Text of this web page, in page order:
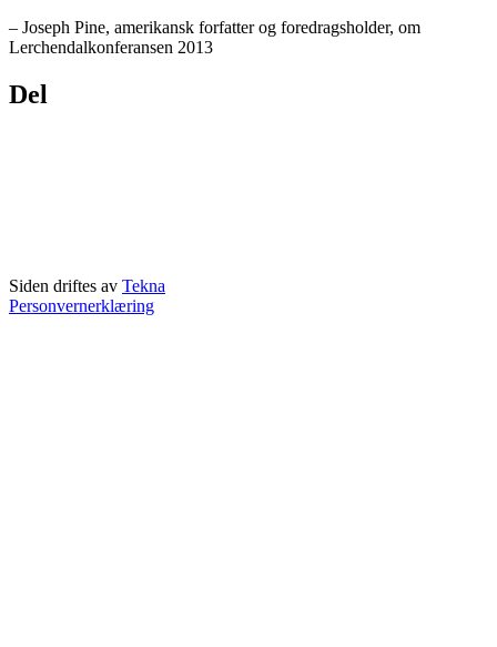
– Joseph Pine, amerikansk forfatter og foredragsholder, om
Lerchendalkonferansen 2013
Del
Siden driftes av Tekna
Personvernerklæring